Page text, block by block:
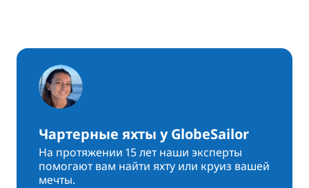
Чартерные яхты у GlobeSailor
На протяжении 15 лет наши эксперты
помогают вам найти яхту или круиз вашей
мечты.